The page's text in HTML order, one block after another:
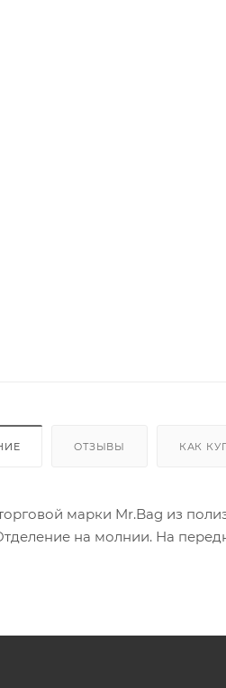
ОТЗЫВЫ КАК
марки Mr.Bag из
на молнии. На